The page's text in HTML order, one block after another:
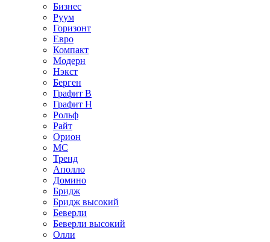
Бизнес
Руум
Горизонт
Евро
Компакт
Модерн
Нэкст
Берген
Графит В
Графит Н
Рольф
Райт
Орион
МС
Тренд
Аполло
Домино
Бридж
Бридж высокий
Беверли
Беверли высокий
Олли